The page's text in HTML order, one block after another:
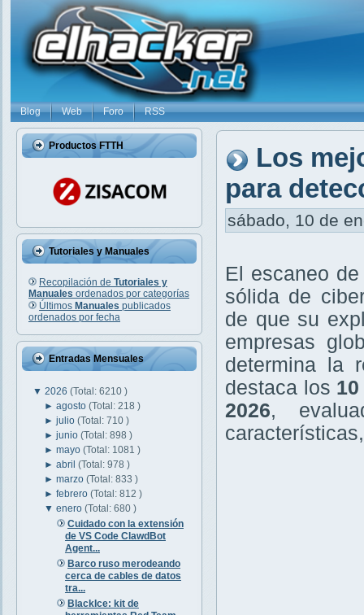
Blog Web Foro RSS
Productos FTTH
Tutoriales y Manuales
Recopilación de Tutoriales y
Manuales ordenados por categorías
Últimos Manuales publicados
ordenados por fecha
Entradas Mensuales
▼ 2026 (Total: 6210 )
►agosto(Total: 218 )
►julio(Total: 710 )
►junio(Total: 898 )
►mayo(Total: 1081 )
►abril(Total: 978 )
►marzo(Total: 833 )
►febrero(Total: 812 )
▼enero(Total: 680 )
Cuidado con la extensión
de VS Code ClawdBot
Agent...
Barco ruso merodeando
cerca de cables de datos
tra...
BlackIce: kit de
Los
para
sábado, 10 de
El escaneo
sólida de
de que su
empresas
determina la
destaca los
2026,